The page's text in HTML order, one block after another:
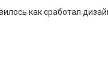
как сработал